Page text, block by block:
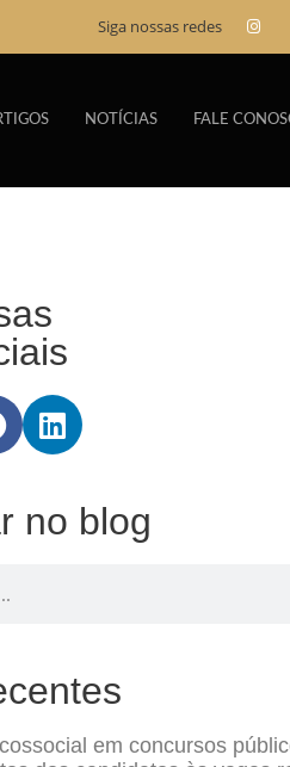
Siga nossas redes
NOTÍCIAS FALE
no blog
em concursos